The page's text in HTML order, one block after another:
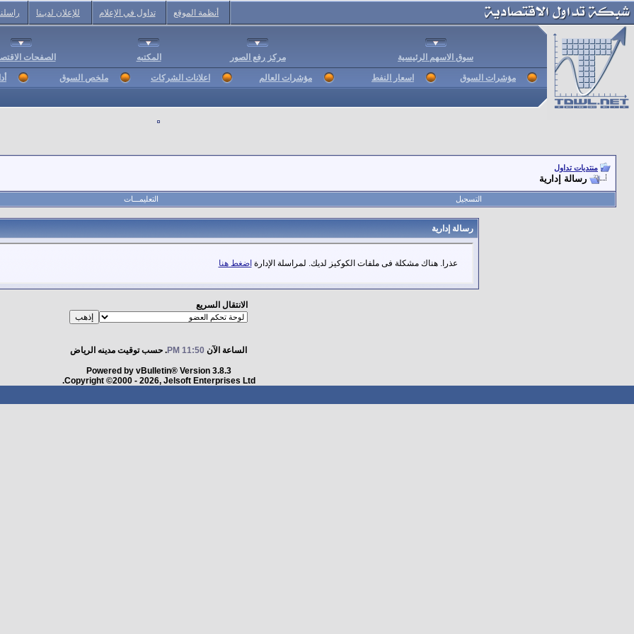
أنظمة الموقع تداول في الإعلام للإعلان لديـنا
سوق الاسهم الرئيسية مركز رفع الصور المكتبه الصفحات
مؤشرات السوق اسعار النفط مؤشرات العالم اعلانات الشركات ملخص السوق
منتديات تداول
رسالة إدارية
التسجيل التعليمـــات
رسالة إدارية
عذرا. هناك مشكلة فى ملفات الكوكيز لديك. لمراسلة الإدارة اضغط هنا
الانتقال السريع
الساعة الآن 11:50 PM . حسب توقيت مدينه الرياض
Powered by vBulletin® Version 3.8.3
Copyright ©2000 - 2026, Jelsoft Enterprises Ltd.